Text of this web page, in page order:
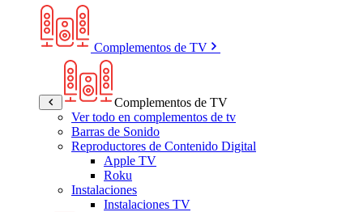
Complementos de TV
Complementos de TV
Ver todo en complementos de tv
Barras de Sonido
Reproductores de Contenido Digital
Apple TV
Roku
Instalaciones
Instalaciones TV